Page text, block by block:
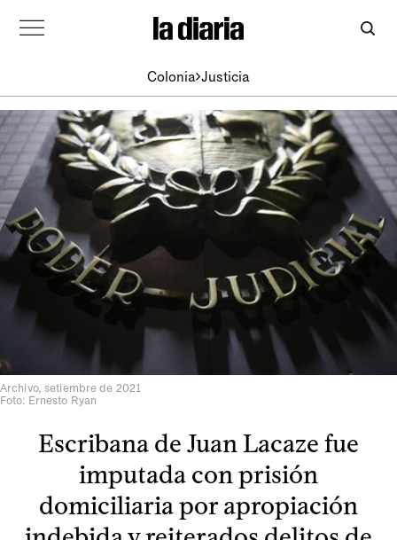
Colonia Justicia
Archivo, setiembre de 2021
Foto: Ernesto Ryan
Escribana de Juan Lacaze fue
imputada con prisión
domiciliaria por apropiación